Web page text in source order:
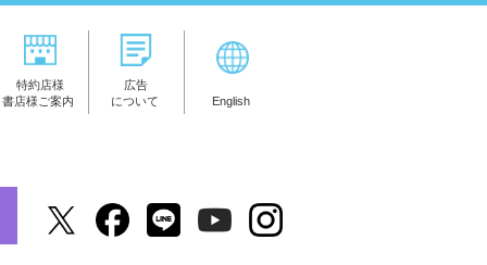
特約店様
書店様ご案内
広告
について
English